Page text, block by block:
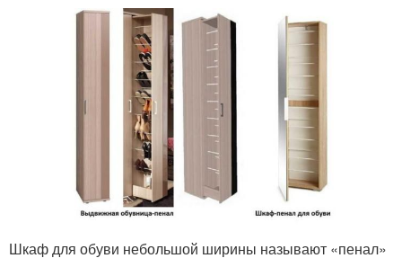
Шкаф для обуви небольшой ширины называют «пенал»